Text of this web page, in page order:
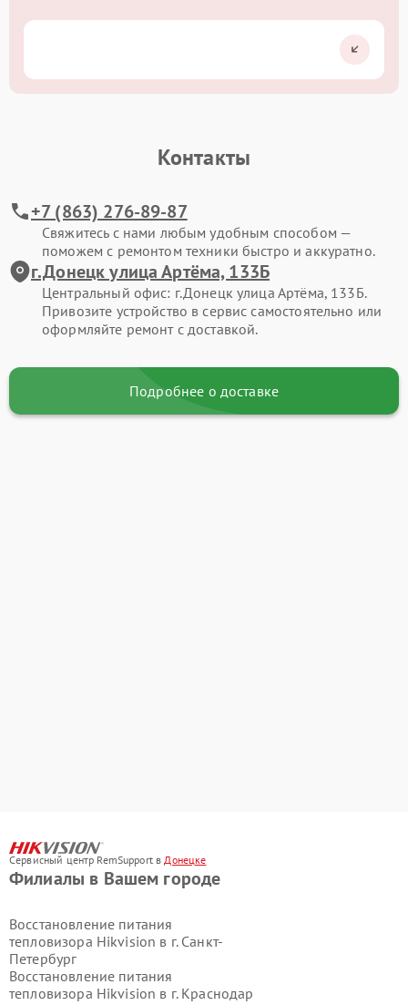
Контакты
+7 (863) 276-89-87
Свяжитесь с нами любым удобным способом —
поможем с ремонтом техники быстро и аккуратно.
г.Донецк улица Артёма, 133Б
Центральный офис: г.Донецк улица Артёма, 133Б.
Привозите устройство в сервис самостоятельно или
оформляйте ремонт с доставкой.
Подробнее о доставке
Сервисный центр RemSupport вДонецке
Филиалы в Вашем городе
Восстановление питания
тепловизора Hikvision в г. Санкт-
Петербург
Восстановление питания
тепловизора Hikvision в г. Краснодар